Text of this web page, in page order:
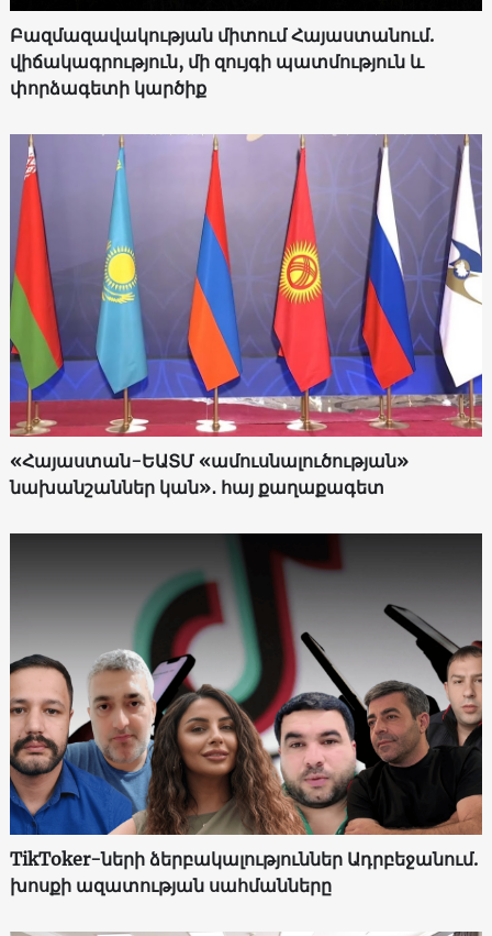
Բազմազավակության միտում Հայաստանում.
վիճակագրություն, մի զույգի պատմություն և
փորձագետի կարծիք
«Հայաստան-ԵԱՏՄ «ամուսնալուծության»
նախանշաններ կան»․ հայ քաղաքագետ
TikToker-ների ձերբակալություններ Ադրբեջանում.
խոսքի ազատության սահմանները